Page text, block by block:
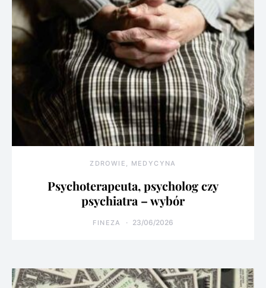
ZDROWIE, MEDYCYNA
Psychoterapeuta, psycholog czy
psychiatra – wybór
FINEZA 23/06/2026